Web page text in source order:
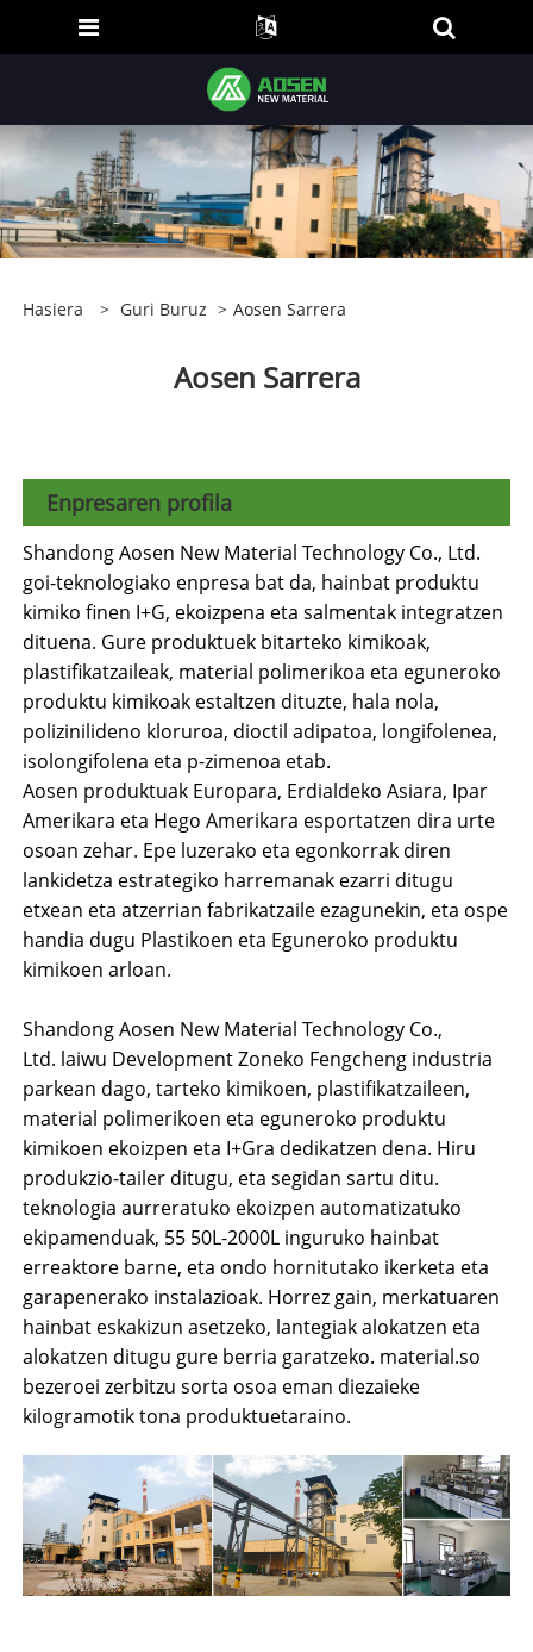
Hasiera > Guri Buruz > Aosen Sarrera
Aosen Sarrera
Enpresaren profila
Shandong Aosen New Material Technology Co., Ltd.
goi-teknologiako enpresa bat da, hainbat produktu
kimiko finen I+G, ekoizpena eta salmentak integratzen
dituena. Gure produktuek bitarteko kimikoak,
plastifikatzaileak, material polimerikoa eta eguneroko
produktu kimikoak estaltzen dituzte, hala nola,
polizinilideno kloruroa, dioctil adipatoa, longifolenea,
isolongifolena eta p-zimenoa etab.
Aosen produktuak Europara, Erdialdeko Asiara, Ipar
Amerikara eta Hego Amerikara esportatzen dira urte
osoan zehar. Epe luzerako eta egonkorrak diren
lankidetza estrategiko harremanak ezarri ditugu
etxean eta atzerrian fabrikatzaile ezagunekin, eta ospe
handia dugu Plastikoen eta Eguneroko produktu
kimikoen arloan.
Shandong Aosen New Material Technology Co.,
Ltd. laiwu Development Zoneko Fengcheng industria
parkean dago, tarteko kimikoen, plastifikatzaileen,
material polimerikoen eta eguneroko produktu
kimikoen ekoizpen eta I+Gra dedikatzen dena. Hiru
produkzio-tailer ditugu, eta segidan sartu ditu.
teknologia aurreratuko ekoizpen automatizatuko
ekipamenduak, 55 50L-2000L inguruko hainbat
erreaktore barne, eta ondo hornitutako ikerketa eta
garapenerako instalazioak. Horrez gain, merkatuaren
hainbat eskakizun asetzeko, lantegiak alokatzen eta
alokatzen ditugu gure berria garatzeko. material.so
bezeroei zerbitzu sorta osoa eman diezaieke
kilogramotik tona produktuetaraino.